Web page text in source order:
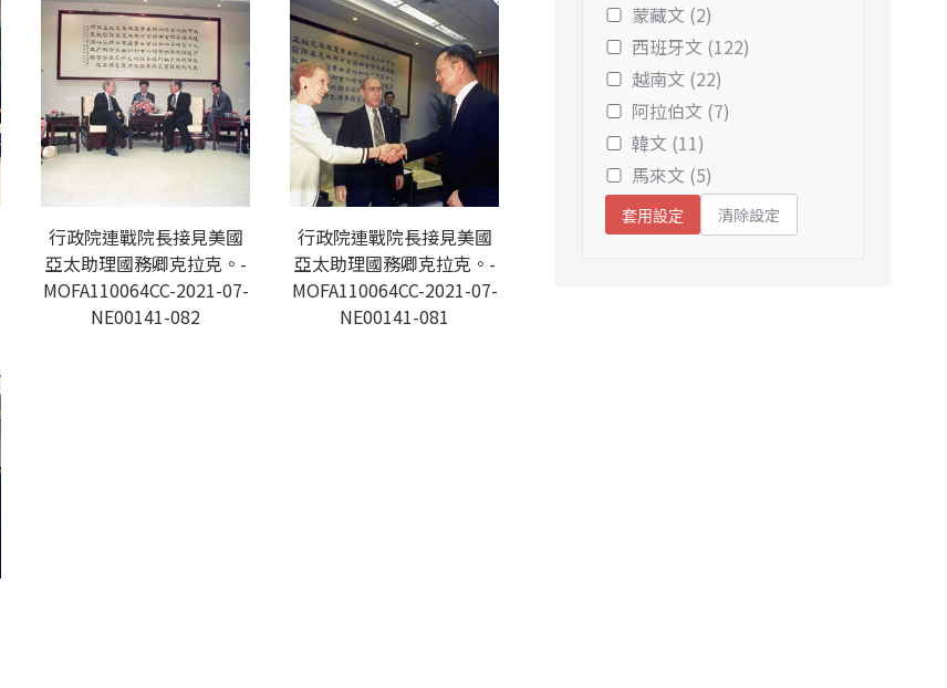
行政院連戰院長接見美國
亞太助理國務卿克拉克。-
MOFA110064CC-2021-07-
NE00141-082
行政院連戰院長接見美國
亞太助理國務卿克拉克。-
MOFA110064CC-2021-07-
NE00141-081
蒙藏文 (2)
西班牙文 (122)
越南文 (22)
阿拉伯文 (7)
韓文 (11)
馬來文 (5)
套用設定 清除設定